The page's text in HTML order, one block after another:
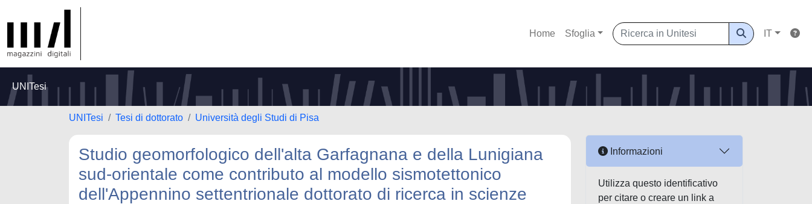
Home Sfoglia IT
UNITesi
UNITesi Tesi di dottorato Università degli Studi di Pisa
Studio geomorfologico dell'alta Garfagnana e della Lunigiana
sud-orientale come contributo al modello sismotettonico
dell'Appennino settentrionale dottorato di ricerca in scienze
Informazioni
Utilizza questo identificativo
per citare o creare un link a